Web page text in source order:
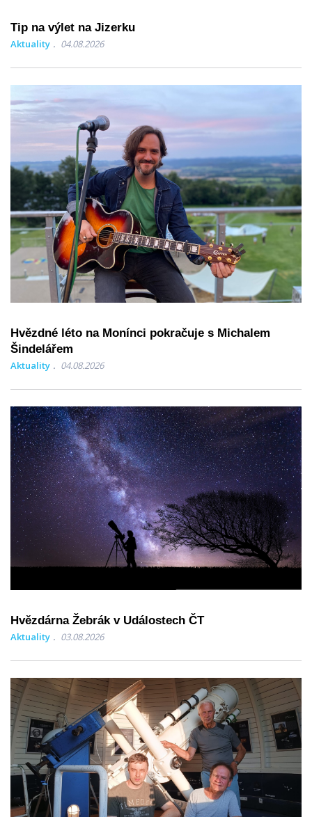
Tip na výlet na Jizerku
Aktuality 04.08.2026
Hvězdné léto na Monínci pokračuje s Michalem
Šindelářem
Aktuality 04.08.2026
Hvězdárna Žebrák v Událostech ČT
Aktuality 03.08.2026